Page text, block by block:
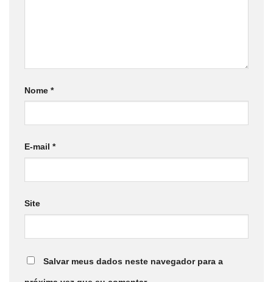
Nome *
E-mail *
Site
Salvar meus dados neste navegador para a